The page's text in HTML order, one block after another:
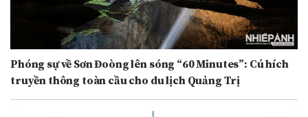
Phóng sự về Sơn Đoòng lên sóng “60 Minutes”: Cú hích
truyền thông toàn cầu cho du lịch Quảng Trị